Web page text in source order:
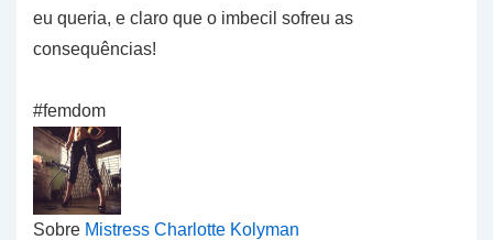
eu queria, e claro que o imbecil sofreu as
consequências!
#femdom
Sobre Mistress Charlotte Kolyman